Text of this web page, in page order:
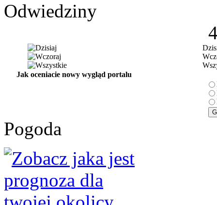
Odwiedziny
Jak oceniacie nowy wygląd portalu
Pogoda